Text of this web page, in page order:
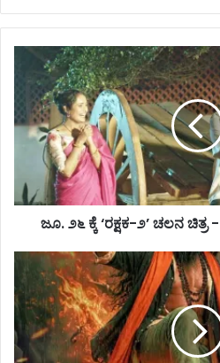
ಜೂ. ೨೬ ಕ್ಕೆ ‘ರಕ್ಷಕ-೨’ ಚಲನ ಚಿತ್ರ